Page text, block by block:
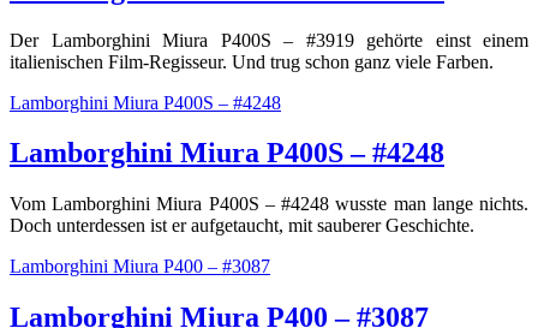
Der Lamborghini Miura P400S – #3919 gehörte einst einem
italienischen Film-Regisseur. Und trug schon ganz viele Farben.
Lamborghini Miura P400S – #4248
Lamborghini Miura P400S – #4248
Vom Lamborghini Miura P400S – #4248 wusste man lange nichts.
Doch unterdessen ist er aufgetaucht, mit sauberer Geschichte.
Lamborghini Miura P400 – #3087
Lamborghini Miura P400 – #3087